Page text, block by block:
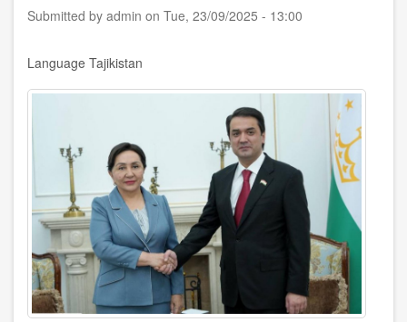
Submitted by admin on Tue, 23/09/2025 - 13:00
Language Tajikistan